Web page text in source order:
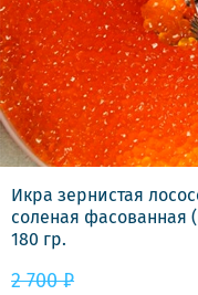
Икра зернистая
соленая фасованная
180 гр.
2 700 ₽